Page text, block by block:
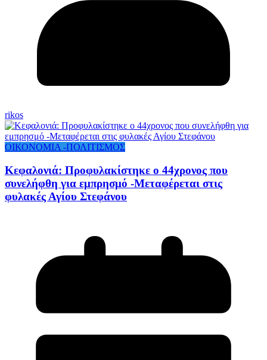
rikos
ΟΙΚΟΝΟΜΙΑ -ΠΟΛΙΤΙΣΜΟΣ
Κεφαλονιά: Προφυλακίστηκε ο 44χρονος που
συνελήφθη για εμπρησμό -Μεταφέρεται στις
φυλακές Αγίου Στεφάνου